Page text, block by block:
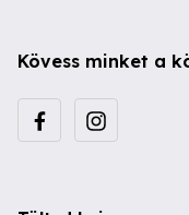
Kövess minket a